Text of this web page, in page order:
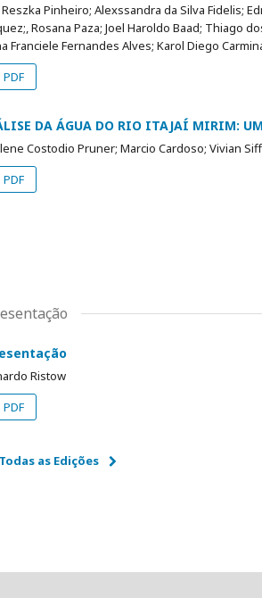
Pinheiro; Alexssandra da Silva Fidelis;
Rosana Paza; Joel Haroldo Baad; Thiago
Franciele Fernandes Alves; Karol Diego
PDF
DA ÁGUA DO RIO ITAJAÍ MIRIM:
Costodio Pruner; Marcio Cardoso; Vivian
PDF
Ristow
PDF
as Edições